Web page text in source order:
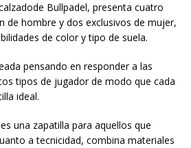
Bullpadel, presenta cuatro
de hombre y dos exclusivos de mujer,
de color y tipo de suela.
pensando en responder a las
tipos de jugador de modo que cada
ideal.
una zapatilla para aquellos que
a tecnicidad, combina materiales